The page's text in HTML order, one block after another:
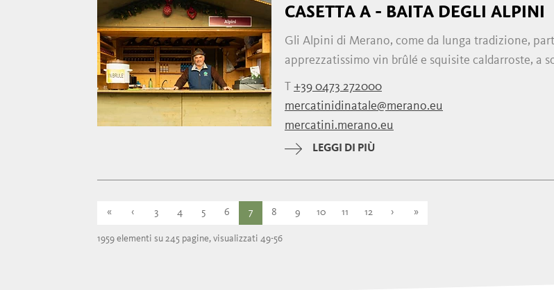
CASETTA A - BAITA DEGLI ALPINI
Gli Alpini di Merano, come da lunga tradizione,
apprezzatissimo vin brûlé e squisite caldarroste, a
T +39 0473 272000
mercatinidinatale@merano.eu
mercatini.merano.eu
LEGGI DI PIÙ
« ‹ 3 4 5 6 7 8 9 10 11 12 › »
1959 elementi su 245 pagine, visualizzati 49-56